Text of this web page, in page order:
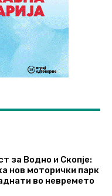
за Водно и Скопје:
нов моторички парк
во невремето